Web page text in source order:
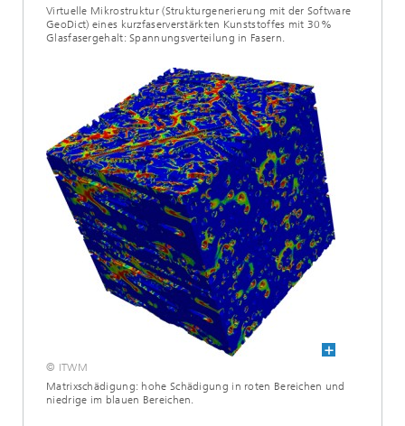
Virtuelle Mikrostruktur (Strukturgenerierung mit der Software
GeoDict) eines kurzfaserverstärkten Kunststoffes mit 30%
Glasfasergehalt: Spannungsverteilung in Fasern.
© ITWM
Matrixschädigung: hohe Schädigung in roten Bereichen und
niedrige im blauen Bereichen.